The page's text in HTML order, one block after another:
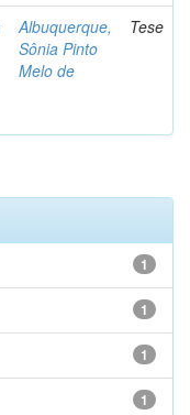
Albuquerque,
Sônia Pinto
Melo de
Tese
1
1
1
1